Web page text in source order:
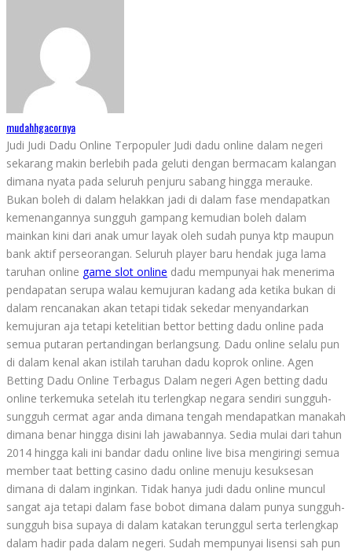
mudahhgacornya
Judi Judi Dadu Online Terpopuler Judi dadu online dalam negeri
sekarang makin berlebih pada geluti dengan bermacam kalangan
dimana nyata pada seluruh penjuru sabang hingga merauke.
Bukan boleh di dalam helakkan jadi di dalam fase mendapatkan
kemenangannya sungguh gampang kemudian boleh dalam
mainkan kini dari anak umur layak oleh sudah punya ktp maupun
bank aktif perseorangan. Seluruh player baru hendak juga lama
taruhan online game slot online dadu mempunyai hak menerima
pendapatan serupa walau kemujuran kadang ada ketika bukan di
dalam rencanakan akan tetapi tidak sekedar menyandarkan
kemujuran aja tetapi ketelitian bettor betting dadu online pada
semua putaran pertandingan berlangsung. Dadu online selalu pun
di dalam kenal akan istilah taruhan dadu koprok online. Agen
Betting Dadu Online Terbagus Dalam negeri Agen betting dadu
online terkemuka setelah itu terlengkap negara sendiri sungguh-
sungguh cermat agar anda dimana tengah mendapatkan manakah
dimana benar hingga disini lah jawabannya. Sedia mulai dari tahun
2014 hingga kali ini bandar dadu online live bisa mengiringi semua
member taat betting casino dadu online menuju kesuksesan
dimana di dalam inginkan. Tidak hanya judi dadu online muncul
sangat aja tetapi dalam fase bobot dimana dalam punya sungguh-
sungguh bisa supaya di dalam katakan terunggul serta terlengkap
dalam hadir pada dalam negeri. Sudah mempunyai lisensi sah pun